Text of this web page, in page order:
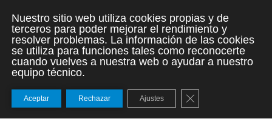
Nuestro sitio web utiliza cookies propias y de
terceros para poder mejorar el rendimiento y
resolver problemas. La información de las cookies
se utiliza para funciones tales como reconocerte
cuando vuelves a nuestra web o ayudar a nuestro
equipo técnico.
Aceptar Rechazar Ajustes Cerrar el banner de